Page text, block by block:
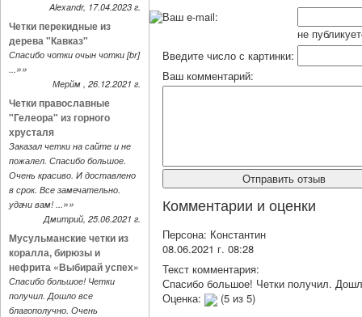
Alexandr, 17.04.2023 г.
Четки перекидные из
дерева "Кавказ"
Спасибо чотки очын чотки [br]
...»»
Мерйм , 26.12.2021 г.
Четки православные
"Гелеора" из горного
хрусталя
Заказал четки на сайте и не
пожалел. Спасибо большое.
Очень красиво. И доставлено
в срок. Все замечательно.
удачи вам! ...»»
Дмитрий, 25.06.2021 г.
Мусульманские четки из
коралла, бирюзы и
нефрита «Выбирай успех»
Спасибо большое! Четки
получил. Дошло все
благополучно. Очень
Ваш e-mail:
не
Введите число с картинки:
Ваш комментарий:
Комментарии и оценки
Персона: Константин
08.06.2021 г. 08:28
Текст комментария:
Спасибо большое! Четки получил.
Оценка:
(5 из 5)